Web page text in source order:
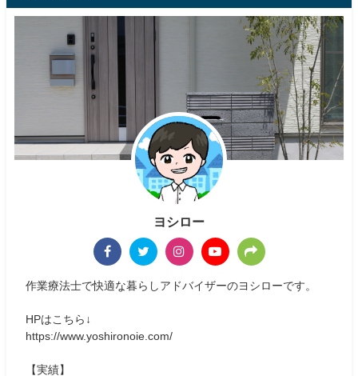
ヨシロー
作業療法士で快適な暮らしアドバイザーのヨシローです。
HPはこちら↓
https://www.yoshironoie.com/
【実績】